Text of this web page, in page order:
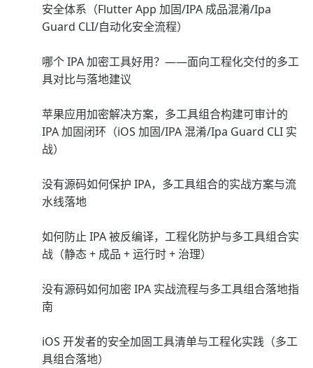
安全体系（Flutter App 加固/IPA 成品混淆/Ipa
Guard CLI/自动化安全流程）
哪个 IPA 加密工具好用？——面向工程化交付的多工
具对比与落地建议
苹果应用加密解决方案，多工具组合构建可审计的
IPA 加固闭环（iOS 加固/IPA 混淆/Ipa Guard CLI 实
战）
没有源码如何保护 IPA，多工具组合的实战方案与流
水线落地
如何防止 IPA 被反编译，工程化防护与多工具组合实
战（静态 + 成品 + 运行时 + 治理）
没有源码如何加密 IPA 实战流程与多工具组合落地指
南
iOS 开发者的安全加固工具清单与工程化实践（多工
具组合落地）